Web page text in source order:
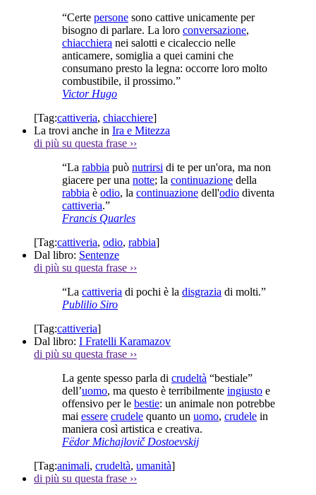
“Certe persone sono cattive unicamente per
bisogno di parlare. La loro conversazione,
chiacchiera nei salotti e cicaleccio nelle
anticamere, somiglia a quei camini che
consumano presto la legna: occorre loro molto
combustibile, il prossimo.”
Victor Hugo
[Tag:cattiveria, chiacchiere]
La trovi anche in Ira e Mitezza
di più su questa frase ››
“La rabbia può nutrirsi di te per un'ora, ma non
giacere per una notte; la continuazione della
rabbia è odio, la continuazione dell'odio diventa
cattiveria.”
Francis Quarles
[Tag:cattiveria, odio, rabbia]
Dal libro: Sentenze
di più su questa frase ››
“La cattiveria di pochi è la disgrazia di molti.”
Publilio Siro
[Tag:cattiveria]
Dal libro: I Fratelli Karamazov
di più su questa frase ››
La gente spesso parla di crudeltà “bestiale”
dell’uomo, ma questo è terribilmente ingiusto e
offensivo per le bestie: un animale non potrebbe
mai essere crudele quanto un uomo, crudele in
maniera così artistica e creativa.
Fëdor Michajlovič Dostoevskij
[Tag:animali, crudeltà, umanità]
di più su questa frase ››